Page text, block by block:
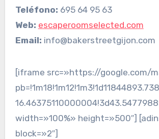
Teléfono: 695 64 95 63
Web: escaperoomselected.com
Email: info@bakerstreetgijon.com
[iframe src=»https://google.com/
width=»100%» height=»500″]
block=»2″]